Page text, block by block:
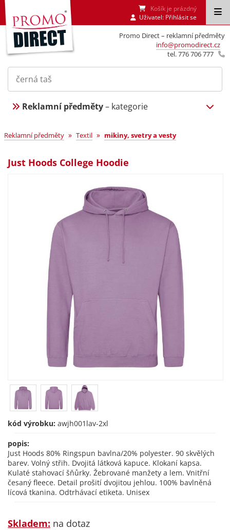
Promo Direct – reklamní předměty
info@promodirect.cz
tel. 776 706 777
Košík je prázdný
Uživatel: Přihlásit se
Reklamní předměty– kategorie
Reklamní předměty » Textil » mikiny, svetry a vesty
Just Hoods College Hoodie
kód výrobku: awjh001lav-2xl
popis:
Just Hoods 80% Ringspun bavlna/20% polyester. 90 skvělých
barev. Volný střih. Dvojitá látková kapuce. Klokaní kapsa.
Kulaté stahovací šňůrky. Žebrované manžety a lem. Vnitřní
česaný fleece. Detail prošití dvojitou jehlou. 100% bavlněná
lícová tkanina. Odtrhávací etiketa. Unisex
Skladem: na dotaz